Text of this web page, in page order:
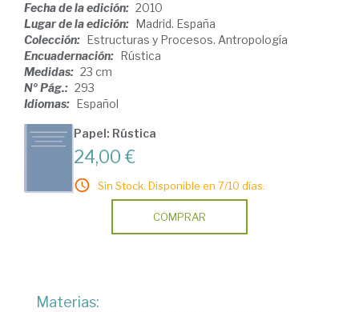
Fecha de la edición: 2010
Lugar de la edición: Madrid. España
Colección: Estructuras y Procesos. Antropología
Encuadernación: Rústica
Medidas: 23 cm
Nº Pág.: 293
Idiomas: Español
Papel: Rústica
24,00 €
Sin Stock. Disponible en 7/10 días.
COMPRAR
Materias: